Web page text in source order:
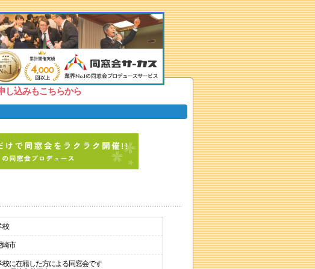
し込みもこちらから
校
崎市
校に在籍した方による同窓会です